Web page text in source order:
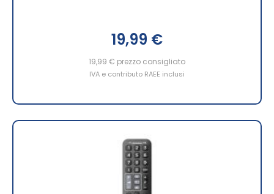
19,99 €
19,99 € prezzo consigliato
IVA e contributo RAEE inclusi